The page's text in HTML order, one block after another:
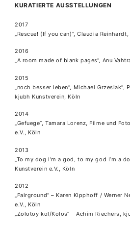
KURATIERTE AUSSTELLUNGEN
2017
„Rescue! (If you can)“, Claudia
2016
„A room made of blank pages“, Anu
2015
„noch besser leben”, Michael Grzesiak”,
kjubh Kunstverein, Köln
2014
„Gefuege”, Tamara Lorenz, Filme und
e.V., Köln
2013
„To my dog I’m a god, to my god I’m a
Kunstverein e.V., Köln
2012
„Fairground“ – Karen Kipphoff / Werner
e.V., Köln
„Zolotoy kol/Kolos“ – Achim Riechers,